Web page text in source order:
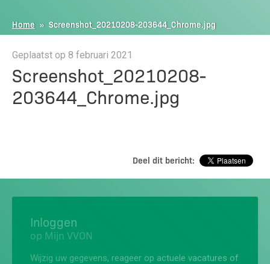
Home » Screenshot_20210208-203644_Chrome.jpg
Geplaatst op 8 februari 2021
Screenshot_20210208-
203644_Chrome.jpg
Deel dit bericht:
Inloggen
op Mijn VVON
Wijzig uw gegevens, reageer op actuele vacatures of